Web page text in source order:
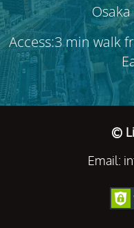
Access:3 min walk
©
Email: